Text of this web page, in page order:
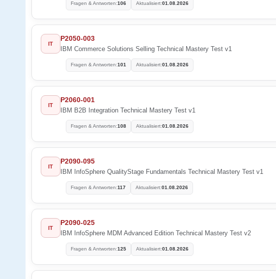
Fragen & Antworten:106 Aktualisiert:01.08.2026
IT
P2050-003
IBM Commerce Solutions Selling Technical Mastery Test v1
Fragen & Antworten:101 Aktualisiert:01.08.2026
IT
P2060-001
IBM B2B Integration Technical Mastery Test v1
Fragen & Antworten:108 Aktualisiert:01.08.2026
IT
P2090-095
IBM InfoSphere QualityStage Fundamentals Technical Mastery Test v1
Fragen & Antworten:117 Aktualisiert:01.08.2026
IT
P2090-025
IBM InfoSphere MDM Advanced Edition Technical Mastery Test v2
Fragen & Antworten:125 Aktualisiert:01.08.2026